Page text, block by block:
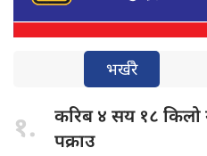
भर्खरै
१. करिब ४ सय १८ किलो
पक्राउ